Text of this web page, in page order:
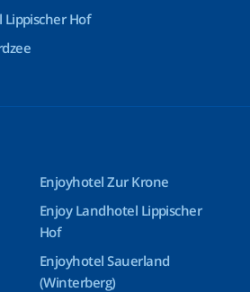
Hof
Enjoyhotel Zur Krone
Enjoy Landhotel Lippischer
Hof
Enjoyhotel Sauerland
(Winterberg)